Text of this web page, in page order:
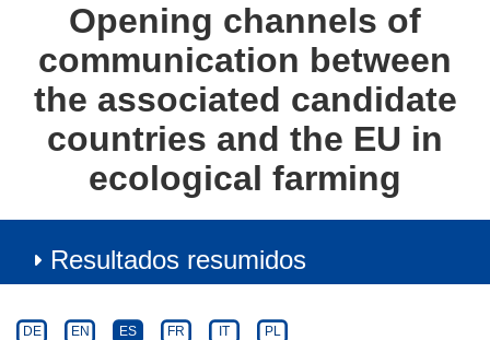
Opening channels of
communication between
the associated candidate
countries and the EU in
ecological farming
Resultados resumidos
Category
Article
DE EN ES FR IT PL